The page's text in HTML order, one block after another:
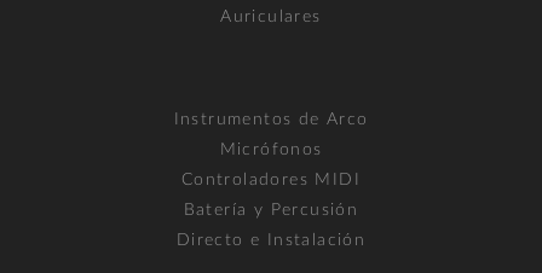
Auriculares
Instrumentos de Arco
Micrófonos
Controladores MIDI
Batería y Percusión
Directo e Instalación